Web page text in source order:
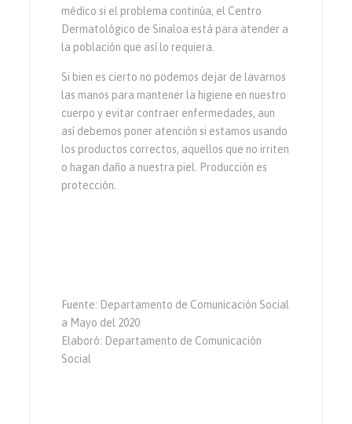
médico si el problema continúa, el Centro
Dermatológico de Sinaloa está para atender a
la población que así lo requiera.
Si bien es cierto no podemos dejar de lavarnos
las manos para mantener la higiene en nuestro
cuerpo y evitar contraer enfermedades, aun
así debemos poner atención si estamos usando
los productos correctos, aquellos que no irriten
o hagan daño a nuestra piel. Producción es
protección.
Fuente: Departamento de Comunicación Social
a Mayo del 2020
Elaboró: Departamento de Comunicación
Social